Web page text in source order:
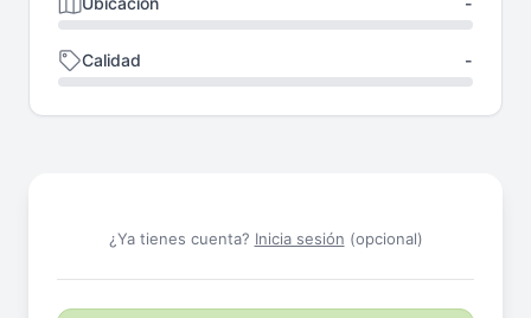
Calidad -
¿Ya tienes cuenta? Inicia sesión (opcional)